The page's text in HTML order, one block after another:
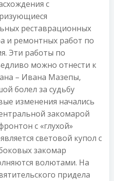
с
реставрационных
и ремонтных работ по
Эти работы по
можно отнести к
– Ивана Мазепы,
болел за судьбу
изменения начались
закомарой
с «глухой»
световой купол с
закомар
волютами. На
придела